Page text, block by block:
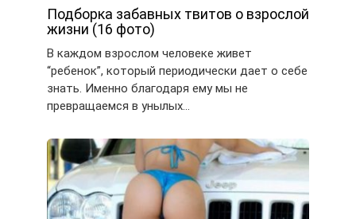
Подборка забавных твитов о взрослой
жизни (16 фото)
В каждом взрослом человеке живет
“ребенок”, который периодически дает о себе
знать. Именно благодаря ему мы не
превращаемся в унылых…